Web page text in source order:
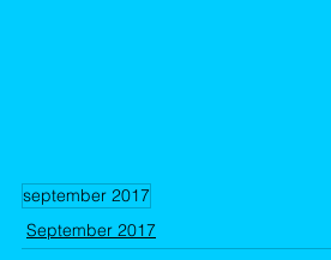
september 2017
September 2017